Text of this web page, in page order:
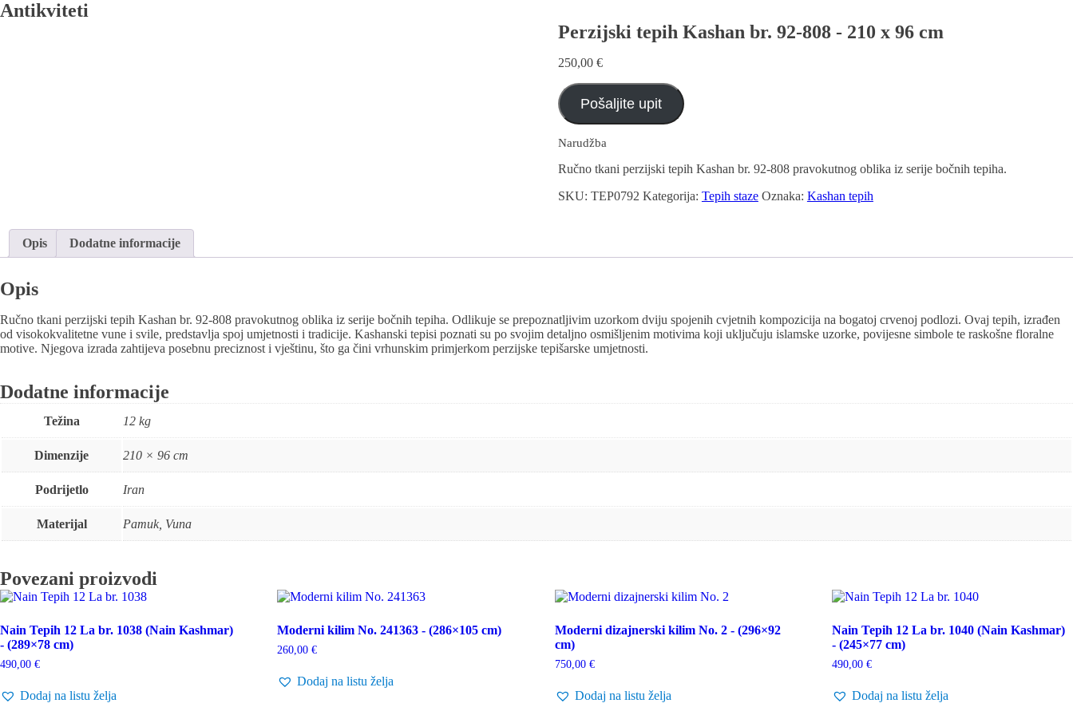
Antikviteti
Perzijski tepih Kashan br. 92-808 - 210 x 96 cm
250,00 €
Pošaljite upit
Narudžba
Ručno tkani perzijski tepih Kashan br. 92-808 pravokutnog oblika iz serije bočnih tepiha.
SKU: TEP0792 Kategorija: Tepih staze Oznaka: Kashan tepih
Opis Dodatne informacije
Opis
Ručno tkani perzijski tepih Kashan br. 92-808 pravokutnog oblika iz serije bočnih tepiha. Odlikuje se prepoznatljivim uzorkom dviju spojenih cvjetnih kompozicija na bogatoj crvenoj podlozi. Ovaj tepih, izrađen
od visokokvalitetne vune i svile, predstavlja spoj umjetnosti i tradicije. Kashanski tepisi poznati su po svojim detaljno osmišljenim motivima koji uključuju islamske uzorke, povijesne simbole te raskošne floralne
motive. Njegova izrada zahtijeva posebnu preciznost i vještinu, što ga čini vrhunskim primjerkom perzijske tepišarske umjetnosti.
Dodatne informacije
Težina 12 kg
Dimenzije 210 × 96 cm
Podrijetlo Iran
Materijal Pamuk, Vuna
Povezani proizvodi
Nain Tepih 12 La br. 1038 (Nain Kashmar)
- (289×78 cm)
490,00 €
Dodaj na listu želja
Moderni kilim No. 241363 - (286×105 cm)
260,00€
Dodaj na listu želja
Moderni dizajnerski kilim No. 2 - (296×92
cm)
750,00 €
Dodaj na listu želja
Nain Tepih 12 La br. 1040 (Nain Kashmar)
- (245×77 cm)
490,00€
Dodaj na listu želja